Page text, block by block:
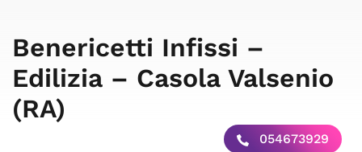
Benericetti Infissi –
Edilizia – Casola Valsenio
(RA)
054673929